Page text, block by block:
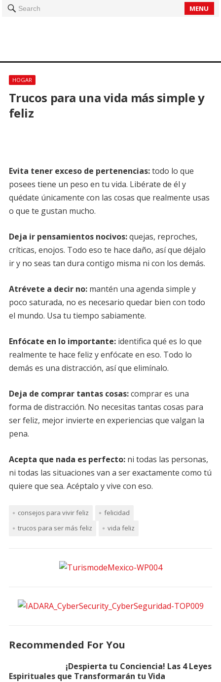
Search MENU
HOGAR
Trucos para una vida más simple y
feliz
Evita tener exceso de pertenencias:todo lo que
posees tiene un peso en tu vida. Libérate de él y
quédate únicamente con las cosas que realmente usas
o que te gustan mucho.
Deja ir pensamientos nocivos:quejas, reproches,
críticas, enojos. Todo eso te hace daño, así que déjalo
ir y no seas tan dura contigo misma ni con los demás.
Atrévete a decir no:mantén una agenda simple y
poco saturada, no es necesario quedar bien con todo
el mundo. Usa tu tiempo sabiamente.
Enfócate en lo importante:identifica qué es lo que
realmente te hace feliz y enfócate en eso. Todo lo
demás es una distracción, así que elimínalo.
Deja de comprar tantas cosas:comprar es una
forma de distracción. No necesitas tantas cosas para
ser feliz, mejor invierte en experiencias que valgan la
pena.
Acepta que nada es perfecto:ni todas las personas,
ni todas las situaciones van a ser exactamente como tú
quiere que sea. Acéptalo y vive con eso.
consejos para vivir feliz
felicidad
trucos para ser más feliz
vida feliz
Recommended For You
¡Despierta tu Conciencia! Las 4 Leyes
Espirituales que Transformarán tu Vida